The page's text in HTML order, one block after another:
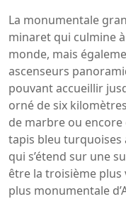
La monumentale
minaret qui culmine
monde, mais
ascenseurs
pouvant accueillir
orné de six
de marbre ou encore
tapis bleu turquoises
qui s’étend sur une
être la troisième plus
plus monumentale